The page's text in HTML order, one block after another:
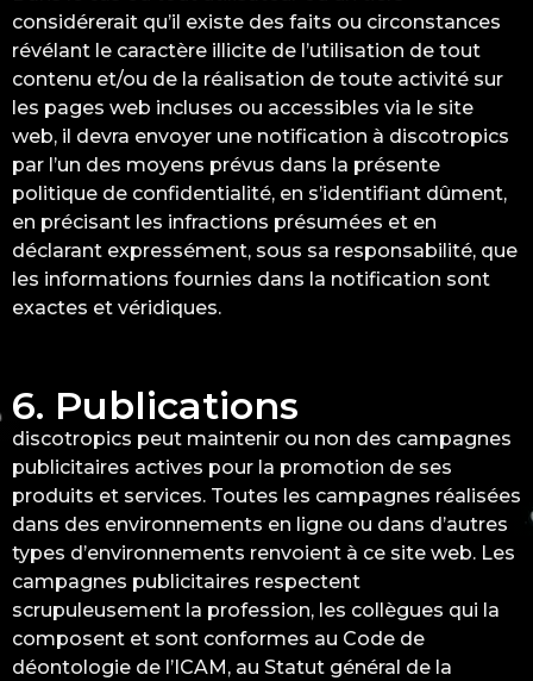
considérerait qu’il existe des faits ou circonstances
révélant le caractère illicite de l’utilisation de tout
contenu et/ou de la réalisation de toute activité sur
les pages web incluses ou accessibles via le site
web, il devra envoyer une notification à discotropics
par l’un des moyens prévus dans la présente
politique de confidentialité, en s’identifiant dûment,
en précisant les infractions présumées et en
déclarant expressément, sous sa responsabilité, que
les informations fournies dans la notification sont
exactes et véridiques.
6. Publications
discotropics peut maintenir ou non des campagnes
publicitaires actives pour la promotion de ses
produits et services. Toutes les campagnes réalisées
dans des environnements en ligne ou dans d’autres
types d’environnements renvoient à ce site web. Les
campagnes publicitaires respectent
scrupuleusement la profession, les collègues qui la
composent et sont conformes au Code de
déontologie de l’ICAM, au Statut général de la